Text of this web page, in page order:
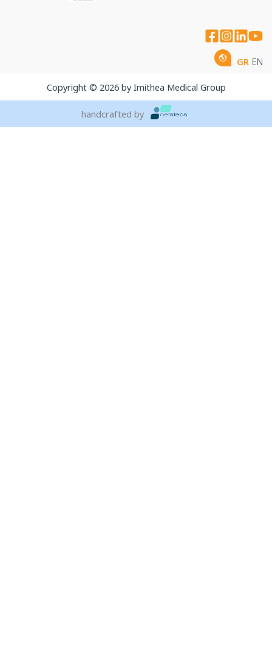
GR EN
Copyright © 2026 by Imithea Medical Group
handcrafted by